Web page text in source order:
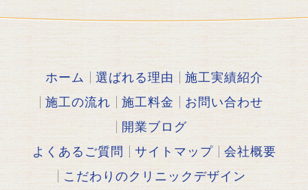
ホーム 選ばれる理由
施工実績紹介
施工の流れ
施工料金
お問い合わせ
開業ブログ
よくあるご質問
サイトマップ
会社概要
こだわりのクリニックデザイン